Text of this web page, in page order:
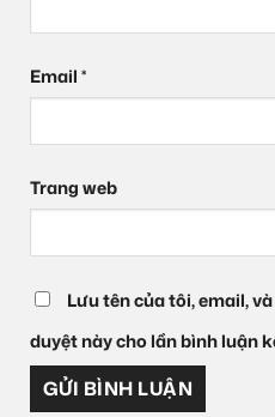
Email*
Trang web
Lưu tên của tôi, email,
duyệt này cho lần bình luận